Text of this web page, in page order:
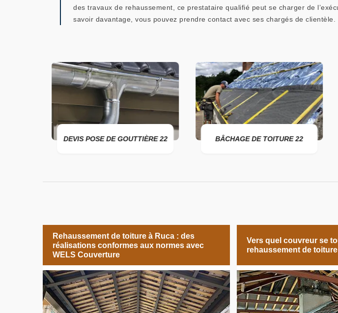
des travaux de rehaussement, ce prestataire qualifié peut se charger de
savoir davantage, vous pouvez prendre contact avec ses chargés de clientèle.
DEVIS POSE DE GOUTTIÈRE 22 BÂCHAGE DE TOITURE 22
Rehaussement de toiture à Ruca : des
réalisations conformes aux normes avec
WELS Couverture
Vers quel couvreur se
rehaussement de